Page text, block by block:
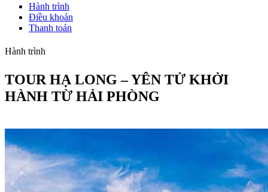
Hành trình
Điều khoản
Thanh toán
Hành trình
TOUR HẠ LONG – YÊN TỬ KHỞI
HÀNH TỪ HẢI PHÒNG